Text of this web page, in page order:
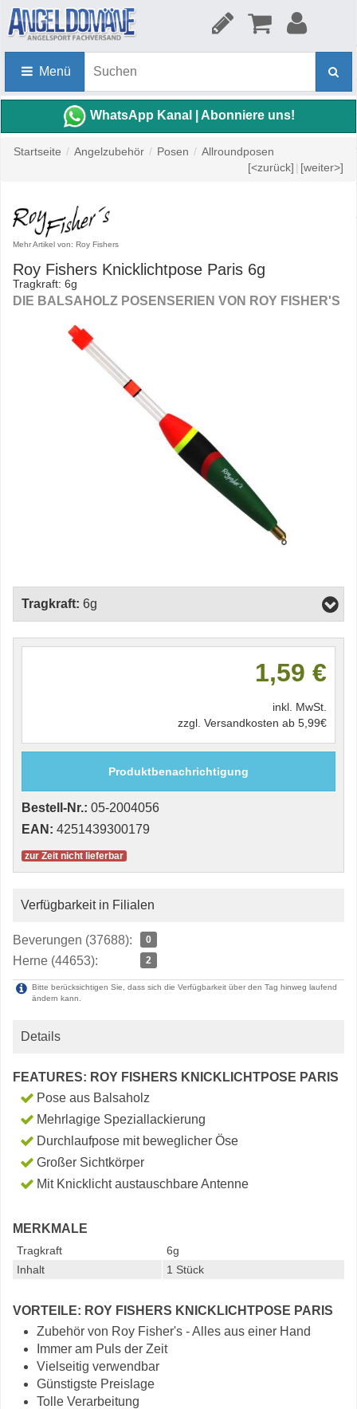
Menü
WhatsApp Kanal | Abonniere uns!
Startseite / Angelzubehör / Posen / Allroundposen
[<zurück] | [weiter>]
Mehr Artikel von: Roy Fishers
Roy Fishers Knicklichtpose Paris 6g
Tragkraft: 6g
DIE BALSAHOLZ POSENSERIEN VON ROY FISHER'S
Tragkraft: 6g
1,59 €
inkl. MwSt.
zzgl. Versandkosten ab 5,99€
Produktbenachrichtigung
Bestell-Nr.: 05-2004056
EAN: 4251439300179
zur Zeit nicht lieferbar
Verfügbarkeit in Filialen
Beverungen (37688): 0
Herne (44653): 2
Bitte berücksichtigen Sie, dass sich die Verfügbarkeit über den Tag hinweg laufend
ändern kann.
Details
FEATURES: ROY FISHERS KNICKLICHTPOSE PARIS
Pose aus Balsaholz
Mehrlagige Speziallackierung
Durchlaufpose mit beweglicher Öse
Großer Sichtkörper
Mit Knicklicht austauschbare Antenne
MERKMALE
Tragkraft
6g
Inhalt
1 Stück
VORTEILE: ROY FISHERS KNICKLICHTPOSE PARIS
Zubehör von Roy Fisher's - Alles aus einer Hand
Immer am Puls der Zeit
Vielseitig verwendbar
Günstigste Preislage
Tolle Verarbeitung